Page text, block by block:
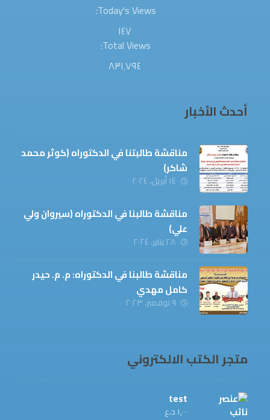
Today's Views:
١٤٧
Total Views:
٨٣١٬٧٩٤
أحدث الأخبار
مناقشة طالبتنا في الدكتوراه (كوثر محمد
شاكر)
١٤ أبريل، ٢٠٢٤
مناقشة طالبنا في الدكتوراه (سيروان ولي
علي)
٢٨ يناير، ٢٠٢٤
مناقشة طالبنا في الدكتوراه: م. م. حيدر
كامل مهدي
٩ نوفمبر، ٢٠٢٣
متجر الكتب الالكتروني
test
١,٠٠٠ د.ع